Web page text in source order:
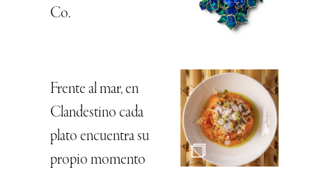
Co.
Frente al mar, en
Clandestino cada
plato encuentra su
propio momento